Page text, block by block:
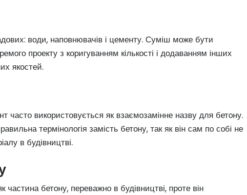
води, наповнювачів і цементу. Суміш може бути
проекту з коригуванням кількості і додаванням інших
якостей.
часто використовується як взаємозамінне назву для бетону.
термінологія замість бетону, так як він сам по собі не
в будівництві.
бетону, переважно в будівництві, проте він